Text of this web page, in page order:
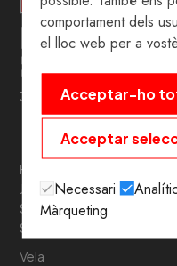
39º 54’ 19.5” N. 3º 05’
Història
Junta Directiva
Seu
Sostenibilitat
Vela
comportament dels
el lloc web per a
Acceptar-ho
Acceptar
Necessari
Màrqueting